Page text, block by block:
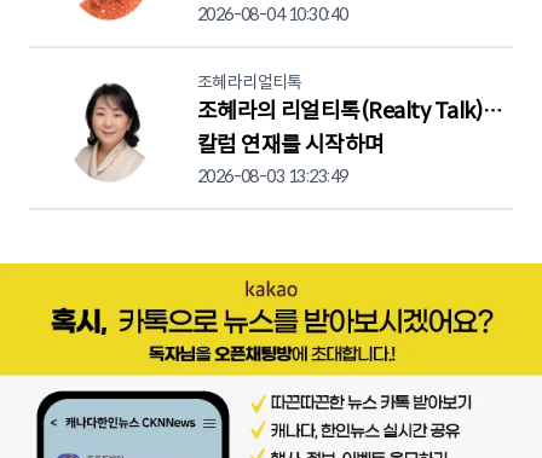
2026-08-04 10:30:40
조혜라리얼티톡
조혜라의 리얼티톡(Realty Talk)…
칼럼 연재를 시작하며
2026-08-03 13:23:49